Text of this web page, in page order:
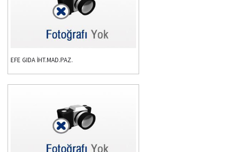
EFE GIDA İHT.MAD.PAZ.